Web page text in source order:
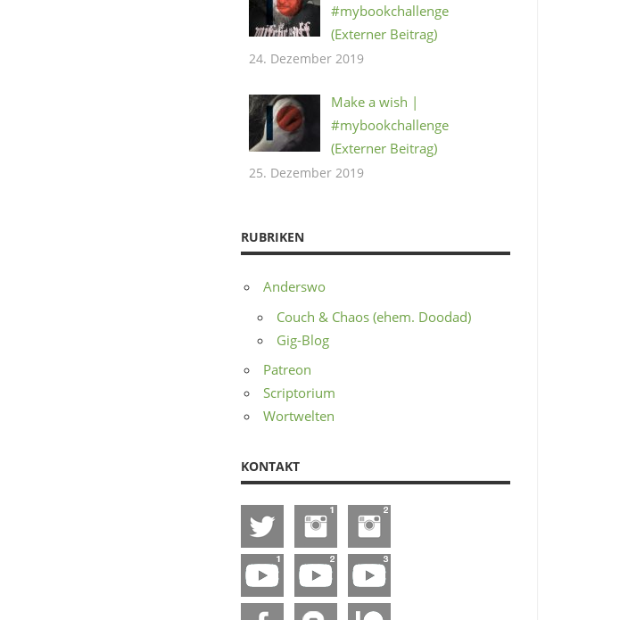
#mybookchallenge
(Externer Beitrag)
24. Dezember 2019
Make a wish |
#mybookchallenge
(Externer Beitrag)
25. Dezember 2019
RUBRIKEN
Anderswo
Couch & Chaos (ehem. Doodad)
Gig-Blog
Patreon
Scriptorium
Wortwelten
KONTAKT